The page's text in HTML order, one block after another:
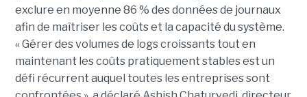
exclure en moyenne 86 % des données de journaux
afin de maîtriser les coûts et la capacité du système.
« Gérer des volumes de logs croissants tout en
maintenant les coûts pratiquement stables est un
défi récurrent auquel toutes les entreprises sont